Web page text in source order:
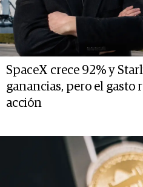
SpaceX crece 92% y
ganancias, pero el gasto
acción